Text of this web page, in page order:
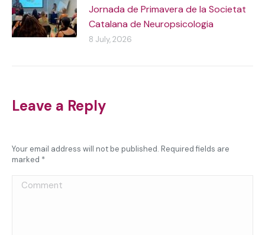
Jornada de Primavera de la Societat
Catalana de Neuropsicologia
8 July, 2026
Leave a Reply
Your email address will not be published. Required fields are
marked *
Comment